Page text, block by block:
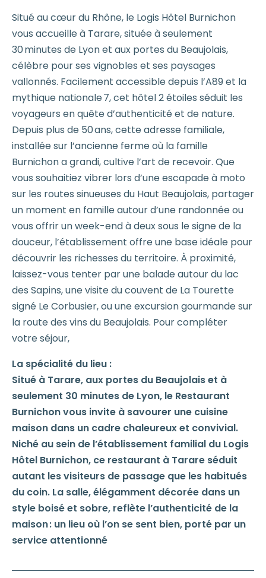
Situé au cœur du Rhône, le Logis Hôtel Burnichon
vous accueille à Tarare, située à seulement
30 minutes de Lyon et aux portes du Beaujolais,
célèbre pour ses vignobles et ses paysages
vallonnés. Facilement accessible depuis l’A89 et la
mythique nationale 7, cet hôtel 2 étoiles séduit les
voyageurs en quête d’authenticité et de nature.
Depuis plus de 50 ans, cette adresse familiale,
installée sur l’ancienne ferme où la famille
Burnichon a grandi, cultive l’art de recevoir. Que
vous souhaitiez vibrer lors d’une escapade à moto
sur les routes sinueuses du Haut Beaujolais, partager
un moment en famille autour d’une randonnée ou
vous offrir un week-end à deux sous le signe de la
douceur, l’établissement offre une base idéale pour
découvrir les richesses du territoire. À proximité,
laissez-vous tenter par une balade autour du lac
des Sapins, une visite du couvent de La Tourette
signé Le Corbusier, ou une excursion gourmande sur
la route des vins du Beaujolais. Pour compléter
votre séjour,
La spécialité du lieu :
Situé à Tarare, aux portes du Beaujolais et à
seulement 30 minutes de Lyon, le Restaurant
Burnichon vous invite à savourer une cuisine
maison dans un cadre chaleureux et convivial.
Niché au sein de l’établissement familial du Logis
Hôtel Burnichon, ce restaurant à Tarare séduit
autant les visiteurs de passage que les habitués
du coin. La salle, élégamment décorée dans un
style boisé et sobre, reflète l’authenticité de la
maison : un lieu où l’on se sent bien, porté par un
service attentionné